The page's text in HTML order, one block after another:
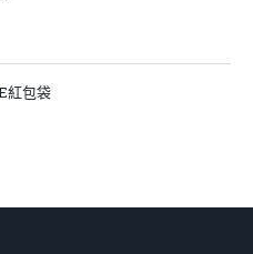
紅包袋